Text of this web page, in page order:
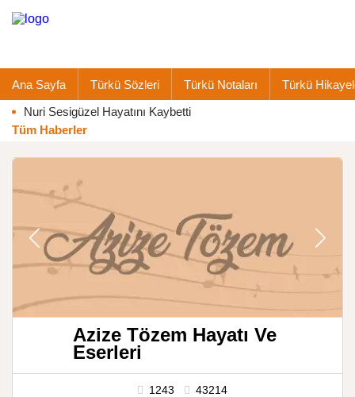
Ana Sayfa Türkü Sözleri Türkü Notaları Türkü
Nuri Sesigüzel Hayatını Kaybetti
Tüm Haberler
Azize Tözem Hayatı Ve
Eserleri
1243 43214